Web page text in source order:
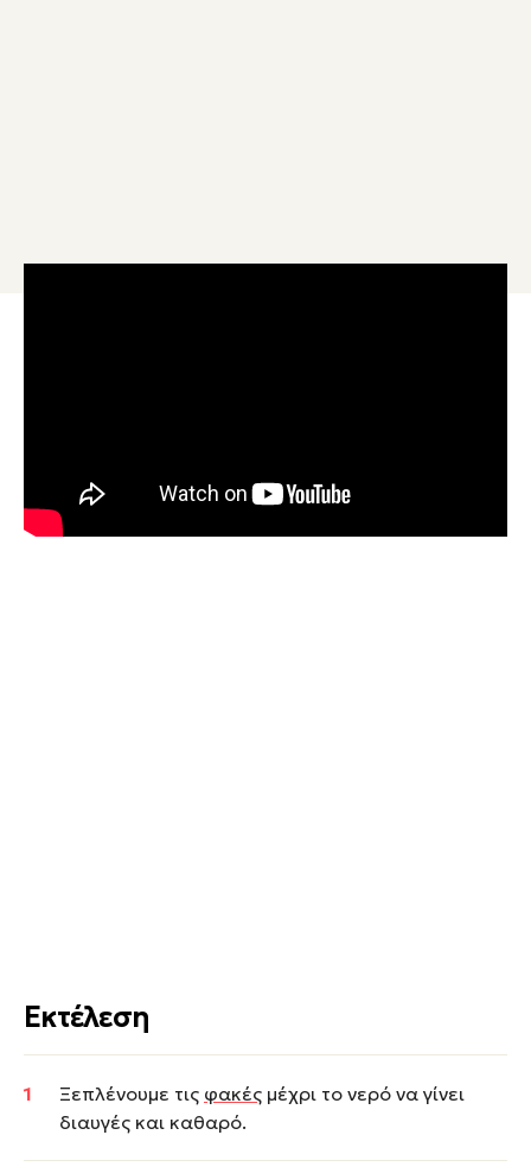
Εκτέλεση
Ξεπλένουμε τις φακές μέχρι το νερό να γίνει
διαυγές και καθαρό.